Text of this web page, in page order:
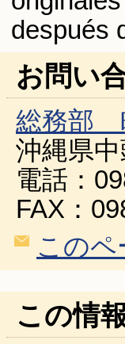
después
お問い
総務部
沖縄県
電話：
FAX：
この
この情